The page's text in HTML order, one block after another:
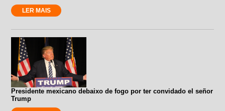
LER MAIS
Presidente mexicano debaixo de fogo por ter convidado el señor
Trump